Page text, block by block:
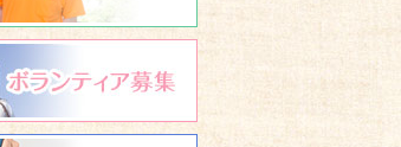
ボランティア募集